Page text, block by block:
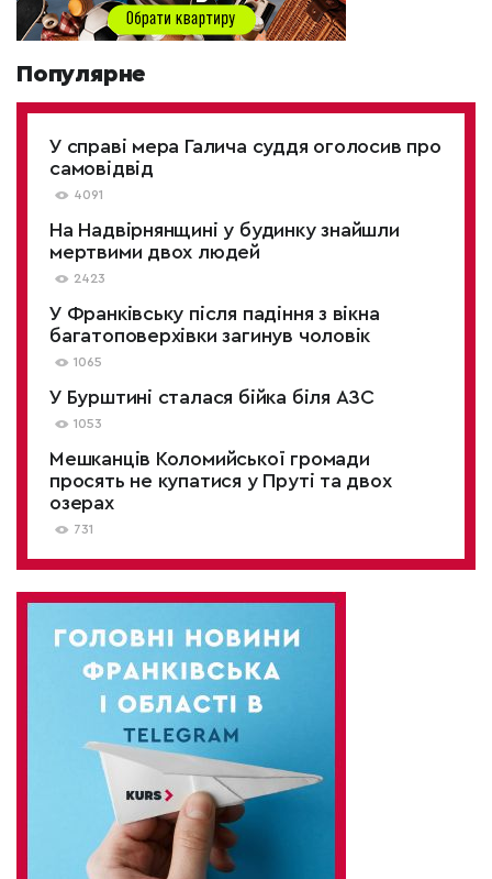
Популярне
У справі мера Галича суддя оголосив про
самовідвід
4091
На Надвірнянщині у будинку знайшли
мертвими двох людей
2423
У Франківську після падіння з вікна
багатоповерхівки загинув чоловік
1065
У Бурштині сталася бійка біля АЗС
1053
Мешканців Коломийської громади
просять не купатися у Пруті та двох
озерах
731